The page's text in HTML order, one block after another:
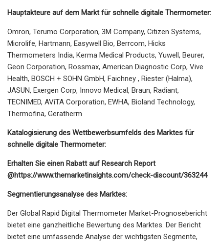
Hauptakteure auf dem Markt für schnelle digitale Thermometer:
Omron, Terumo Corporation, 3M Company, Citizen Systems,
Microlife, Hartmann, Easywell Bio, Berrcom, Hicks
Thermometers India, Kerma Medical Products, Yuwell, Beurer,
Geon Corporation, Rossmax, American Diagnostic Corp, Vive
Health, BOSCH + SOHN GmbH, Faichney , Riester (Halma),
JASUN, Exergen Corp, Innovo Medical, Braun, Radiant,
TECNIMED, AViTA Corporation, EWHA, Bioland Technology,
Thermofina, Geratherm
Katalogisierung des Wettbewerbsumfelds des Marktes für
schnelle digitale Thermometer:
Erhalten Sie einen Rabatt auf Research Report
@https://www.themarketinsights.com/check-discount/363244
Segmentierungsanalyse des Marktes:
Der Global Rapid Digital Thermometer Market-Prognosebericht
bietet eine ganzheitliche Bewertung des Marktes. Der Bericht
bietet eine umfassende Analyse der wichtigsten Segmente,